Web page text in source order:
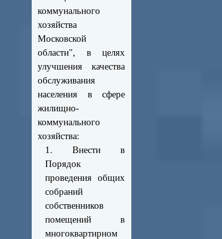
коммунального
хозяйства
Московской
области", в целях
улучшения качества
обслуживания
населения в сфере
жилищно-
коммунального
хозяйства:
1. Внести в
Порядок
проведения общих
собраний
собственников
помещений в
многоквартирном